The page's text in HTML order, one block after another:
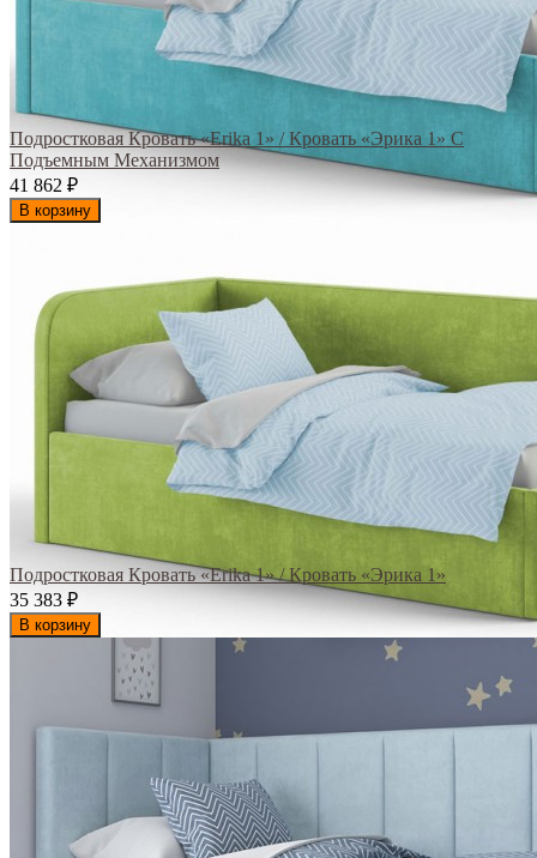
Подростковая Кровать «Erika 1» / Кровать «Эрика 1» С
Подъемным Механизмом
41 862 ₽
В корзину
Подростковая Кровать «Erika 1» / Кровать «Эрика 1»
35 383 ₽
В корзину